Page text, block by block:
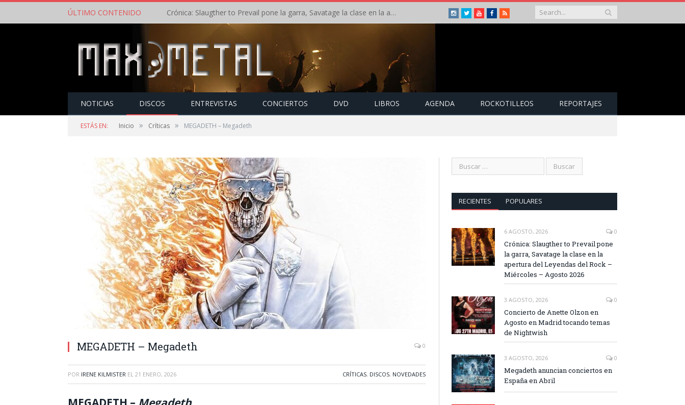
ÚLTIMO CONTENIDO Crónica: Slaugther to Prevail pone la garra, Savatage la clase en la apertura del Leyendas del Rock – Miércoles – Agosto 2026 Instagram
TwitterYoutubeFacebook
RSS
NOTICIAS DISCOS ENTREVISTAS CONCIERTOS DVD LIBROS AGENDA ROCKOTILLEOS REPORTAJES
ESTÁS EN: Inicio » Críticas » MEGADETH – Megadeth
MEGADETH – Megadeth 0
POR IRENE KILMISTER EL 21 ENERO, 2026 CRÍTICAS, DISCOS, NOVEDADES
RECIENTES POPULARES
6 AGOSTO, 2026 0
Crónica: Slaugther to Prevail pone
la garra, Savatage la clase en la
apertura del Leyendas del Rock –
Miércoles – Agosto 2026
3 AGOSTO, 2026 0
Concierto de Anette Olzon en
Agosto en Madrid tocando temas
de Nightwish
3 AGOSTO, 2026 0
Megadeth anuncian conciertos en
España en Abril